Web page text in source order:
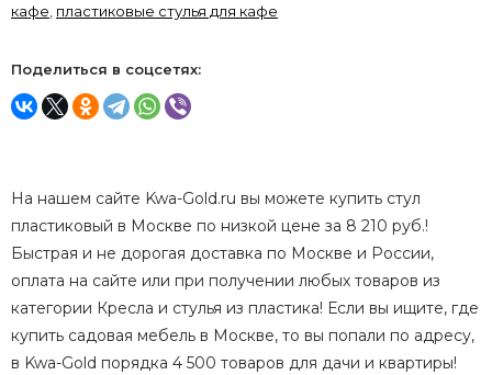
кафе, пластиковые стулья для кафе
Поделиться в соцсетях:
На нашем сайте Kwa-Gold.ru вы можете купить стул
пластиковый в Москве по низкой цене за 8 210 руб.!
Быстрая и не дорогая доставка по Москве и России,
оплата на сайте или при получении любых товаров из
категории Кресла и стулья из пластика! Если вы ищите, где
купить садовая мебель в Москве, то вы попали по адресу,
в Kwa-Gold порядка 4 500 товаров для дачи и квартиры!